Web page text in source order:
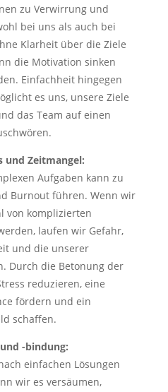
zu Verwirrung und
bei uns als auch bei
Klarheit über die Ziele
die Motivation sinken
Einfachheit hingegen
es uns, unsere Ziele
das Team auf einen
und Zeitmangel:
Aufgaben kann zu
Burnout führen. Wenn wir
von komplizierten
laufen wir Gefahr,
und die unserer
Durch die Betonung der
reduzieren, eine
fördern und ein
schaffen.
-bindung:
einfachen Lösungen
wir es versäumen,